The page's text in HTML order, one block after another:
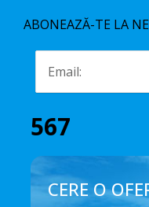
ABONEAZĂ-TE LA
567
CERE O